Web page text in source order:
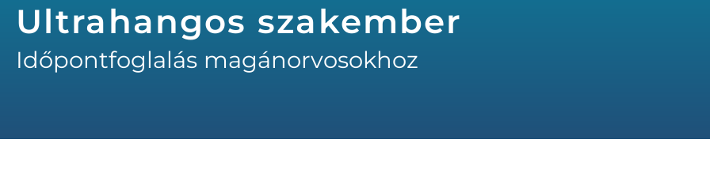
Ultrahangos szakember
Időpontfoglalás magánorvosokhoz